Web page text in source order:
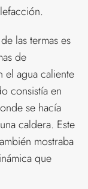
las termas es
de
el agua caliente
consistía en
se hacía
caldera. Este
mostraba
que